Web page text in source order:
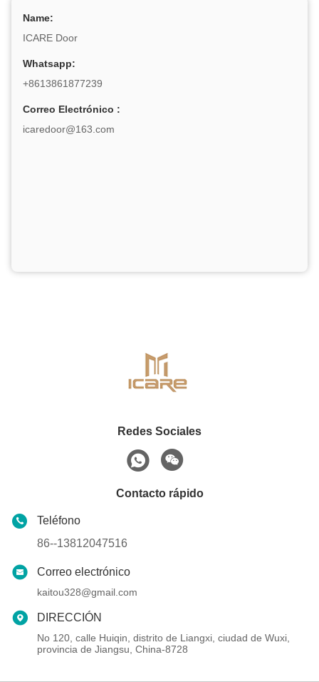
Name:
ICARE Door
Whatsapp:
+8613861877239
Correo Electrónico :
icaredoor@163.com
Redes Sociales
Contacto rápido
Teléfono
86--13812047516
Correo electrónico
kaitou328@gmail.com
DIRECCIÓN
No 120, calle Huiqin, distrito de Liangxi, ciudad de Wuxi,
provincia de Jiangsu, China-8728